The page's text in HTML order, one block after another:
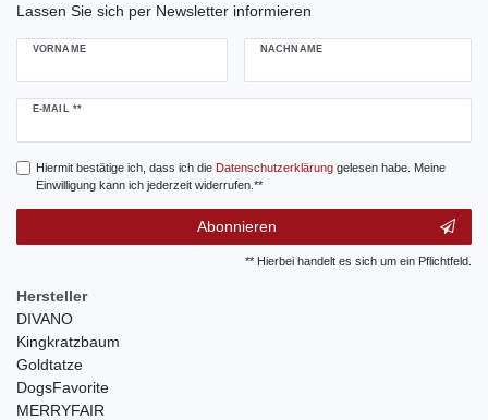
Lassen Sie sich per Newsletter informieren
VORNAME NACHNAME
E-MAIL **
Newsletter
Hiermit bestätige ich, dass ich die Daten­schutz­erklärunggelesen habe. Meine
Einwilligung kann ich jederzeit widerrufen.**
Abonnieren
** Hierbei handelt es sich um ein Pflichtfeld.
Hersteller
DIVANO
Kingkratzbaum
Goldtatze
DogsFavorite
MERRYFAIR